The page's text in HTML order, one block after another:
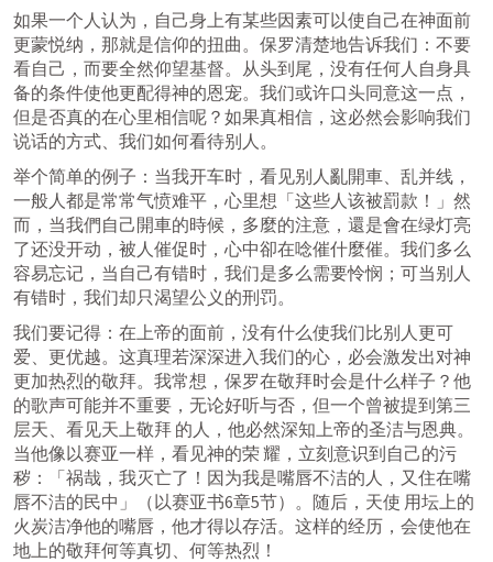
如果一个人认为，自己身上有某些因素可以使自己在神面前
更蒙悦纳，那就是信仰的扭曲。保罗清楚地告诉我们：不要
看自己，而要全然仰望基督。从头到尾，没有任何人自身具
备的条件使他更配得神的恩宠。我们或许口头同意这一点，
但是否真的在心里相信呢？如果真相信，这必然会影响我们
说话的方式、我们如何看待别人。
举个简单的例子：当我开车时，看见别人亂開車、乱并线，
一般人都是常常气愤难平，心里想「这些人该被罰款！」然
而，当我們自己開車的時候，多麼的注意，還是會在绿灯亮
了还没开动，被人催促时，心中卻在唸催什麼催。我们多么
容易忘记，当自己有错时，我们是多么需要怜悯；可当别人
有错时，我们却只渴望公义的刑罚。
我们要记得：在上帝的面前，没有什么使我们比别人更可
爱、更优越。这真理若深深进入我们的心，必会激发出对神
更加热烈的敬拜。我常想，保罗在敬拜时会是什么样子？他
的歌声可能并不重要，无论好听与否，但一个曾被提到第三
层天、看见天上敬拜 的人，他必然深知上帝的圣洁与恩典。
当他像以赛亚一样，看见神的荣 耀，立刻意识到自己的污
秽：「祸哉，我灭亡了！因为我是嘴唇不洁的人，又住在嘴
唇不洁的民中」（以赛亚书6章5节）。随后，天使 用坛上的
火炭洁净他的嘴唇，他才得以存活。这样的经历，会使他在
地上的敬拜何等真切、何等热烈！